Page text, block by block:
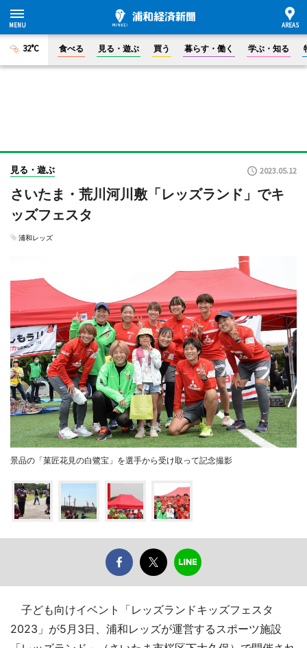
32°C 食べる 見る・遊ぶ 買う 暮らす・働く 学ぶ・知る
見る・遊ぶ 2023.05.12
さいたま・荒川河川敷「レッズランド」でキ
ッズフェスタ
浦和レッズ
景品の「菓匠花見の白鷺宝」を選手から受け取って記念撮影
子ども向けイベント「レッズランドキッズフェスタ
2023」が5月3日、浦和レッズが運営するスポーツ施設